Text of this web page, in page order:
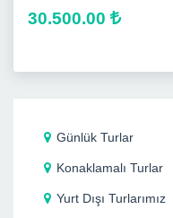
30.500.00
Günlük Turlar
Konaklamalı Turlar
Yurt Dışı Turlarımız